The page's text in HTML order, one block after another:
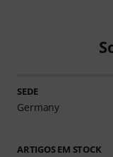
SEDE
Germany
ARTIGOS EM STOCK